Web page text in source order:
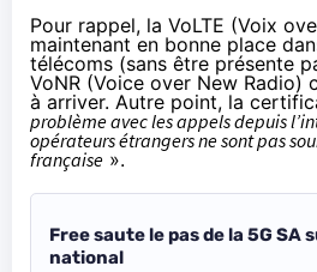
Pour rappel, la VoLTE (Voix
maintenant en bonne place
télécoms (sans être présente
VoNR (Voice over New Radio)
à arriver. Autre point, la
problème avec les appels depuis
opérateurs étrangers ne sont pas
française ».
Free saute le pas de la 5G SA
national